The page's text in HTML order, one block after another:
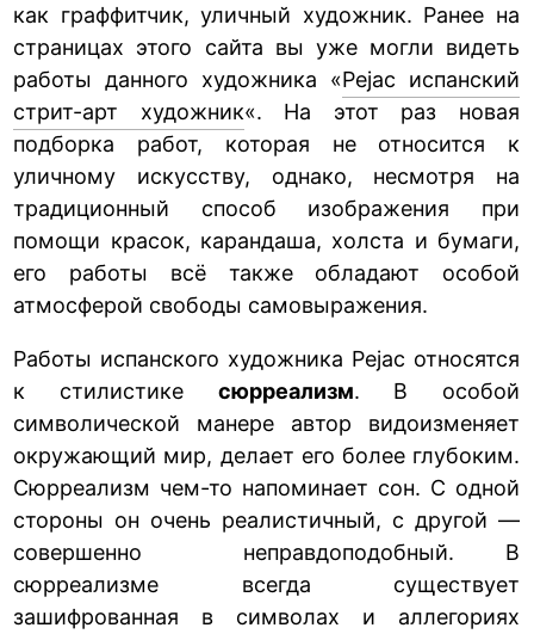
как граффитчик, уличный художник. Ранее на
страницах этого сайта вы уже могли видеть
работы данного художника «Pejac испанский
стрит-арт художник«. На этот раз новая
подборка работ, которая не относится к
уличному искусству, однако, несмотря на
традиционный способ изображения при
помощи красок, карандаша, холста и бумаги,
его работы всё также обладают особой
атмосферой свободы самовыражения.
Работы испанского художника Pejac относятся
к стилистике сюрреализм. В особой
символической манере автор видоизменяет
окружающий мир, делает его более глубоким.
Сюрреализм чем-то напоминает сон. С одной
стороны он очень реалистичный, с другой —
совершенно неправдоподобный. В
сюрреализме всегда существует
зашифрованная в символах и аллегориях